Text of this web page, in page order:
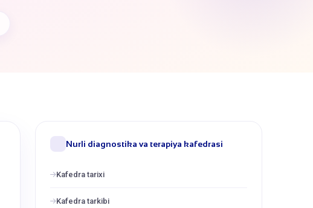
Nurli diagnostika va terapiya kafedrasi
Kafedra tarixi
Kafedra tarkibi